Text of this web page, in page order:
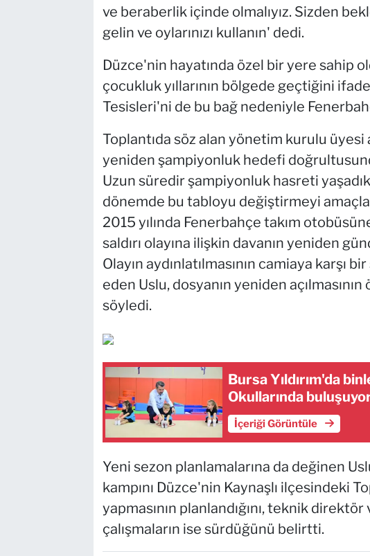
ve beraberlik içinde olmalıyız. Sizden
gelin ve oylarınızı kullanın' dedi.
Düzce'nin hayatında özel bir yere sahip
çocukluk yıllarının bölgede geçtiğini
Tesisleri'ni de bu bağ nedeniyle
Toplantıda söz alan yönetim kurulu üyesi
yeniden şampiyonluk hedefi
Uzun süredir şampiyonluk hasreti
dönemde bu tabloyu değiştirmeyi
2015 yılında Fenerbahçe takım
saldırı olayına ilişkin davanın yeniden
Olayın aydınlatılmasının camiaya karşı
eden Uslu, dosyanın yeniden
söyledi.
Bursa Yıldırım'da
Okullarında
İçeriği Görüntüle
Yeni sezon planlamalarına da değinen
kampını Düzce'nin Kaynaşlı ilçesindeki
yapmasının planlandığını, teknik
çalışmaların ise sürdüğünü belirtti.